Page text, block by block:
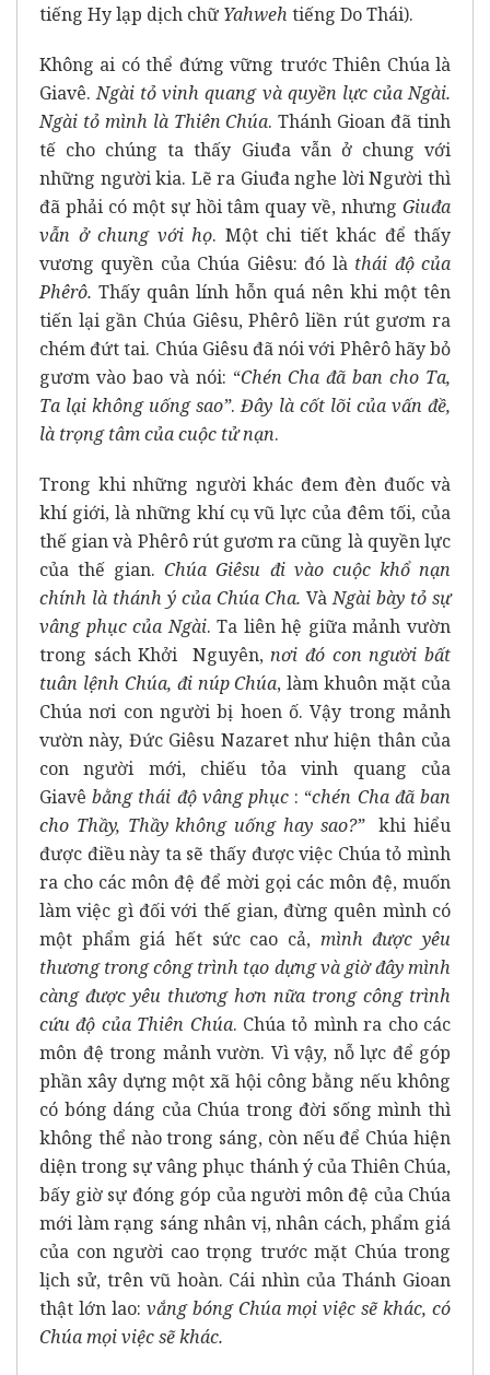
tiếng Hy lạp dịch chữ Yahweh tiếng Do Thái).
Không ai có thể đứng vững trước Thiên Chúa là
Giavê.Ngài tỏ vinh quang và quyền lực của Ngài.
Ngài tỏ mình là Thiên Chúa. Thánh Gioan đã tinh
tế cho chúng ta thấy Giuđa vẫn ở chung với
những người kia. Lẽ ra Giuđa nghe lời Người thì
đã phải có một sự hồi tâm quay về, nhưng Giuđa
vẫn ở chung với họ. Một chi tiết khác để thấy
vương quyền của Chúa Giêsu: đó là thái độ của
Phêrô. Thấy quân lính hỗn quá nên khi một tên
tiến lại gần Chúa Giêsu, Phêrô liền rút gươm ra
chém đứt tai. Chúa Giêsu đã nói với Phêrô hãy bỏ
gươm vào bao và nói: “Chén Cha đã ban cho Ta,
Ta lại không uống sao”.Đây là cốt lõi của vấn đề,
là trọng tâm của cuộc tử nạn.
Trong khi những người khác đem đèn đuốc và
khí giới, là những khí cụ vũ lực của đêm tối, của
thế gian và Phêrô rút gươm ra cũng là quyền lực
của thế gian.Chúa Giêsu đi vào cuộc khổ nạn
chính là thánh ý của Chúa Cha. VàNgài bày tỏ sự
vâng phục của Ngài. Ta liên hệ giữa mảnh vườn
trong sách Khởi Nguyên,nơi đó con người bất
tuân lệnh Chúa, đi núp Chúa, làm khuôn mặt của
Chúa nơi con người bị hoen ố. Vậy trong mảnh
vườn này, Đức Giêsu Nazaret như hiện thân của
con người mới, chiếu tỏa vinh quang của
Giavêbằng thái độ vâng phục : “chén Cha đã ban
cho Thầy, Thầy không uống hay sao?”khi hiểu
được điều này ta sẽ thấy được việc Chúa tỏ mình
ra cho các môn đệ để mời gọi các môn đệ, muốn
làm việc gì đối với thế gian, đừng quên mình có
một phẩm giá hết sức cao cả, mình được yêu
thương trong công trình tạo dựng và giờ đây mình
càng được yêu thương hơn nữa trong công trình
cứu độ của Thiên Chúa. Chúa tỏ mình ra cho các
môn đệ trong mảnh vườn. Vì vậy, nỗ lực để góp
phần xây dựng một xã hội công bằng nếu không
có bóng dáng của Chúa trong đời sống mình thì
không thể nào trong sáng, còn nếu để Chúa hiện
diện trong sự vâng phục thánh ý của Thiên Chúa,
bấy giờ sự đóng góp của người môn đệ của Chúa
mới làm rạng sáng nhân vị, nhân cách, phẩm giá
của con người cao trọng trước mặt Chúa trong
lịch sử, trên vũ hoàn. Cái nhìn của Thánh Gioan
thật lớn lao: vắng bóng Chúa mọi việc sẽ khác, có
Chúa mọi việc sẽ khác.